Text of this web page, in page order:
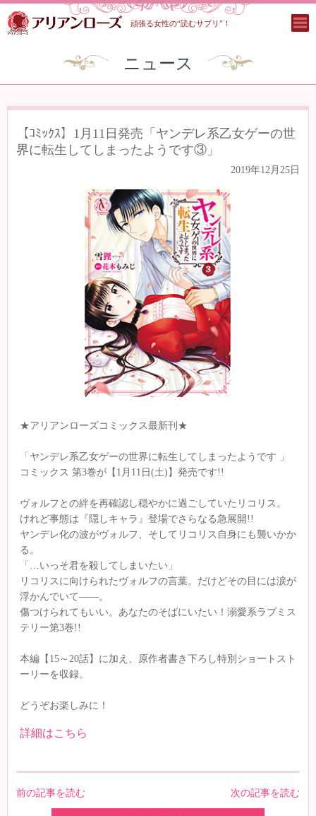
頑張る女性の“読むサプリ”！
ニュース
【ｺﾐｯｸｽ】1月11日発売「ヤンデレ系乙女ゲーの世
界に転生してしまったようです③」
2019年12月25日
★アリアンローズコミックス最新刊★
「ヤンデレ系乙女ゲーの世界に転生してしまったようです 」
コミックス 第3巻が【1月11日(土)】発売です!!
ヴォルフとの絆を再確認し穏やかに過ごしていたリコリス。
けれど事態は『隠しキャラ』登場でさらなる急展開!!
ヤンデレ化の波がヴォルフ、そしてリコリス自身にも襲いかか
る。
「…いっそ君を殺してしまいたい」
リコリスに向けられたヴォルフの言葉。だけどその目には涙が
浮かんでいて――。
傷つけられてもいい。あなたのそばにいたい！溺愛系ラブミス
テリー第3巻!!
本編【15～20話】に加え、原作者書き下ろし特別ショートスト
ーリーを収録。
どうぞお楽しみに！
詳細はこちら
次の記事を読む
前の記事を読む